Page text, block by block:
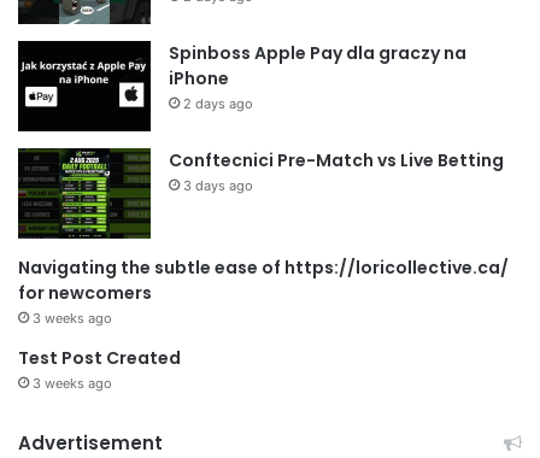
Spinboss Apple Pay dla graczy na
iPhone
2 days ago
Conftecnici Pre-Match vs Live Betting
3 days ago
Navigating the subtle ease of https://loricollective.ca/
for newcomers
3 weeks ago
Test Post Created
3 weeks ago
Advertisement